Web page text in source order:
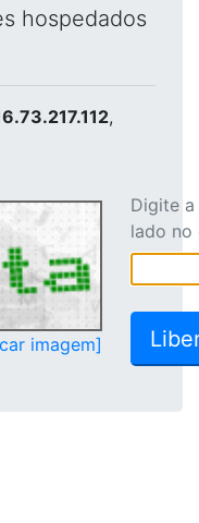
hospedados
,
imagem]
Digite
lado no